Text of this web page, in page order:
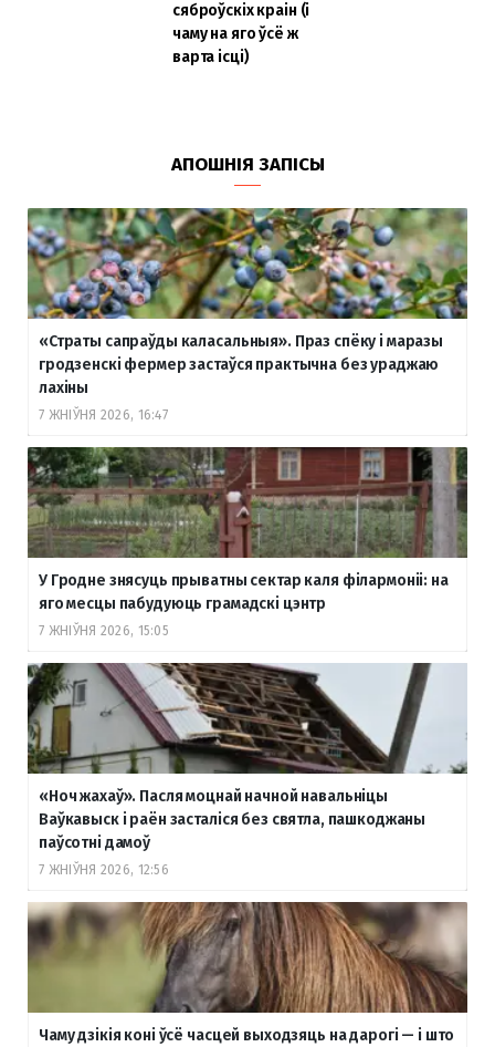
сяброўскіх краін (і
чаму на яго ўсё ж
варта ісці)
АПОШНІЯ ЗАПІСЫ
«Страты сапраўды каласальныя». Праз спёку і маразы
гродзенскі фермер застаўся практычна без ураджаю
лахіны
7 ЖНІЎНЯ 2026, 16:47
У Гродне знясуць прыватны сектар каля філармоніі: на
яго месцы пабудуюць грамадскі цэнтр
7 ЖНІЎНЯ 2026, 15:05
«Ноч жахаў». Пасля моцнай начной навальніцы
Ваўкавыск і раён засталіся без святла, пашкоджаны
паўсотні дамоў
7 ЖНІЎНЯ 2026, 12:56
Чаму дзікія коні ўсё часцей выходзяць на дарогі — і што